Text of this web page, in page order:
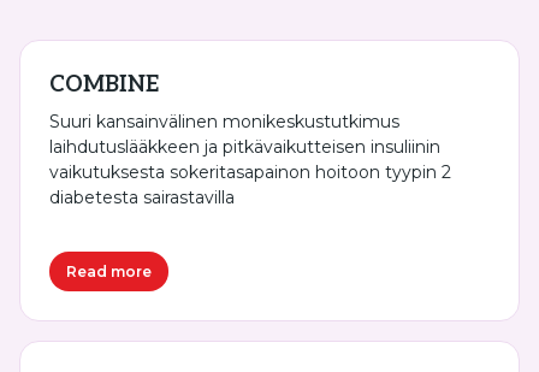
COMBINE
Suuri kansainvälinen monikeskustutkimus
laihdutuslääkkeen ja pitkävaikutteisen insuliinin
vaikutuksesta sokeritasapainon hoitoon tyypin 2
diabetesta sairastavilla
Read more